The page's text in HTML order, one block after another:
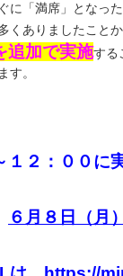
に「満席」となっ
くありましたことか
追加で実施する
す。
２：００に
６月８日（月